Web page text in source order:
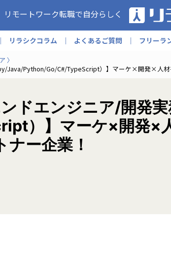
リモートワーク転職で自分らしく
リラシクコラム よくあるご質問 フリーラ
Java/Python/Go/C#/TypeScript）】マーケ×開発×人材
ドエンジニア/開発
）】マーケ×開発×
ー企業！